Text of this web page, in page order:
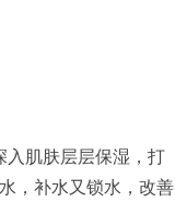
肌肤层层保湿，打
，补水又锁水，改善